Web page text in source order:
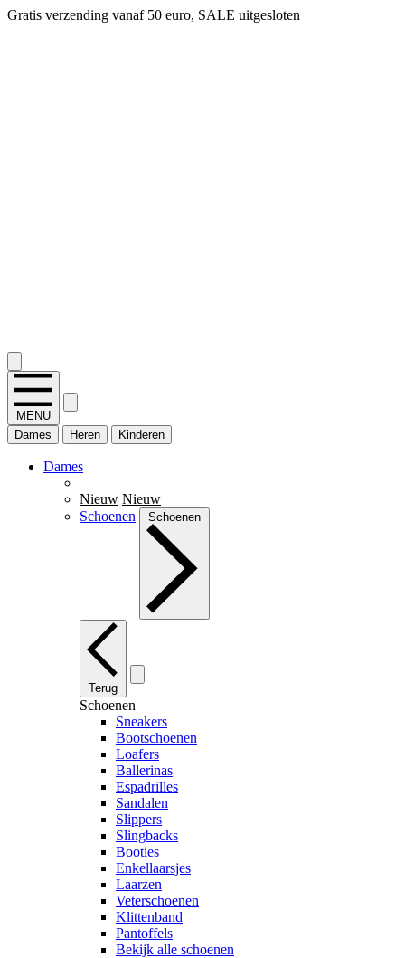
Gratis verzending vanaf 50 euro, SALE uitgesloten
MENU
Dames
Heren Kinderen
Dames
Nieuw Nieuw
Schoenen
Schoenen
Terug
Schoenen
Sneakers
Bootschoenen
Loafers
Ballerinas
Espadrilles
Sandalen
Slippers
Slingbacks
Booties
Enkellaarsjes
Laarzen
Veterschoenen
Klittenband
Pantoffels
Bekijk alle schoenen